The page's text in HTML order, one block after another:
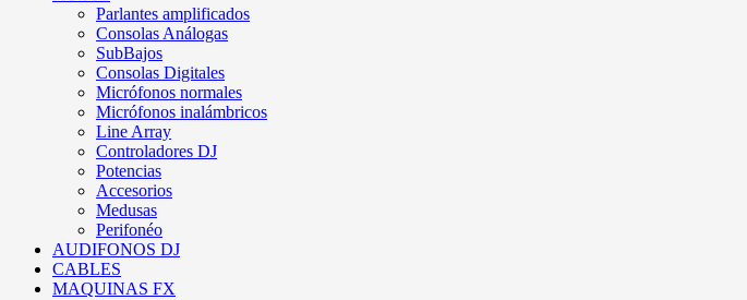
Parlantes amplificados
Consolas Análogas
SubBajos
Consolas Digitales
Micrófonos normales
Micrófonos inalámbricos
Line Array
Controladores DJ
Potencias
Accesorios
Medusas
Perifonéo
AUDIFONOS DJ
CABLES
MAQUINAS FX